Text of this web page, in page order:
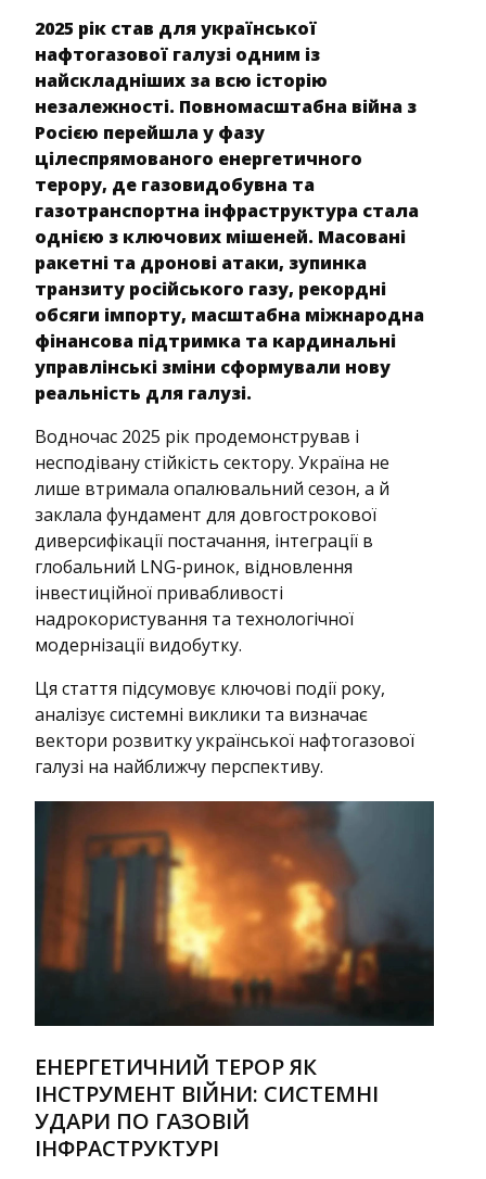
2025 рік став для української
нафтогазової галузі одним із
найскладніших за всю історію
незалежності. Повномасштабна війна з
Росією перейшла у фазу
цілеспрямованого енергетичного
терору, де газовидобувна та
газотранспортна інфраструктура стала
однією з ключових мішеней. Масовані
ракетні та дронові атаки, зупинка
транзиту російського газу, рекордні
обсяги імпорту, масштабна міжнародна
фінансова підтримка та кардинальні
управлінські зміни сформували нову
реальність для галузі.
Водночас 2025 рік продемонстрував і
несподівану стійкість сектору. Україна не
лише втримала опалювальний сезон, а й
заклала фундамент для довгострокової
диверсифікації постачання, інтеграції в
глобальний LNG-ринок, відновлення
інвестиційної привабливості
надрокористування та технологічної
модернізації видобутку.
Ця стаття підсумовує ключові події року,
аналізує системні виклики та визначає
вектори розвитку української нафтогазової
галузі на найближчу перспективу.
ЕНЕРГЕТИЧНИЙ ТЕРОР ЯК
ІНСТРУМЕНТ ВІЙНИ: СИСТЕМНІ
УДАРИ ПО ГАЗОВІЙ
ІНФРАСТРУКТУРІ